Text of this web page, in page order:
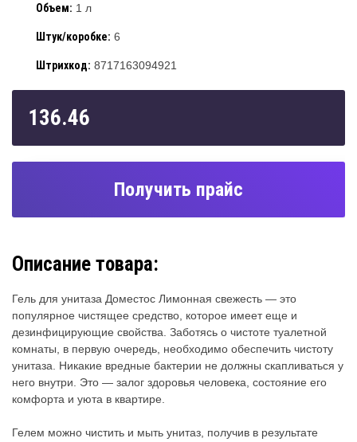
Объем: 1 л
Штук/коробке: 6
Штрихкод: 8717163094921
136.46
Получить прайс
Описание товара:
Гель для унитаза Доместос Лимонная свежесть — это
популярное чистящее средство, которое имеет еще и
дезинфицирующие свойства. Заботясь о чистоте туалетной
комнаты, в первую очередь, необходимо обеспечить чистоту
унитаза. Никакие вредные бактерии не должны скапливаться у
него внутри. Это — залог здоровья человека, состояние его
комфорта и уюта в квартире.
Гелем можно чистить и мыть унитаз, получив в результате